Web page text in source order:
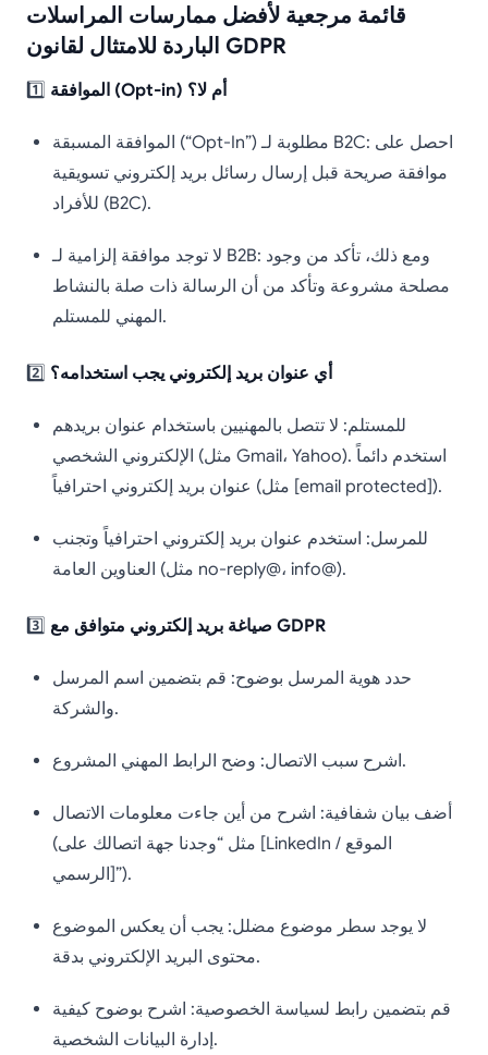
قائمة مرجعية لأفضل ممارسات المراسلات
الباردة للامتثال لقانون GDPR
1️⃣ الموافقة (Opt-in) أم لا؟
الموافقة المسبقة (“Opt-In”) مطلوبة لـ B2C: احصل على
موافقة صريحة قبل إرسال رسائل بريد إلكتروني تسويقية
للأفراد (B2C).
لا توجد موافقة إلزامية لـ B2B: ومع ذلك، تأكد من وجود
مصلحة مشروعة وتأكد من أن الرسالة ذات صلة بالنشاط
المهني للمستلم.
2️⃣ أي عنوان بريد إلكتروني يجب استخدامه؟
للمستلم: لا تتصل بالمهنيين باستخدام عنوان بريدهم
الإلكتروني الشخصي (مثل Gmail، Yahoo). استخدم دائماً
عنوان بريد إلكتروني احترافياً (مثل [email protected]).
للمرسل: استخدم عنوان بريد إلكتروني احترافياً وتجنب
العناوين العامة (مثل no-reply@، info@).
3️⃣ صياغة بريد إلكتروني متوافق مع GDPR
حدد هوية المرسل بوضوح: قم بتضمين اسم المرسل
والشركة.
اشرح سبب الاتصال: وضح الرابط المهني المشروع.
أضف بيان شفافية: اشرح من أين جاءت معلومات الاتصال
(مثل “وجدنا جهة اتصالك على [LinkedIn / الموقع
الرسمي]”).
لا يوجد سطر موضوع مضلل: يجب أن يعكس الموضوع
محتوى البريد الإلكتروني بدقة.
قم بتضمين رابط لسياسة الخصوصية: اشرح بوضوح كيفية
إدارة البيانات الشخصية.